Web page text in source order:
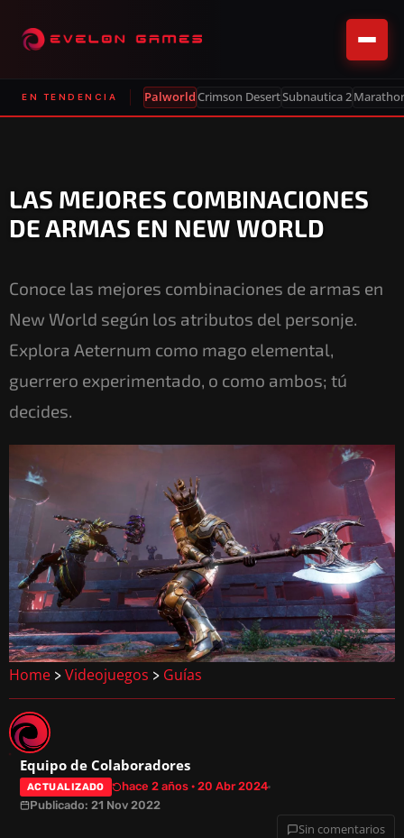
EN TENDENCIA PalworldCrimson DesertSubnautica 2
LAS MEJORES COMBINACIONES
DE ARMAS EN NEW WORLD
Conoce las mejores combinaciones de armas en
New World según los atributos del personje.
Explora Aeternum como mago elemental,
guerrero experimentado, o como ambos; tú
decides.
Home > Videojuegos > Guías
Equipo de Colaboradores
ACTUALIZADO
hace 2 años · 20 Abr 2024
Publicado: 21 Nov 2022
Sin comentarios